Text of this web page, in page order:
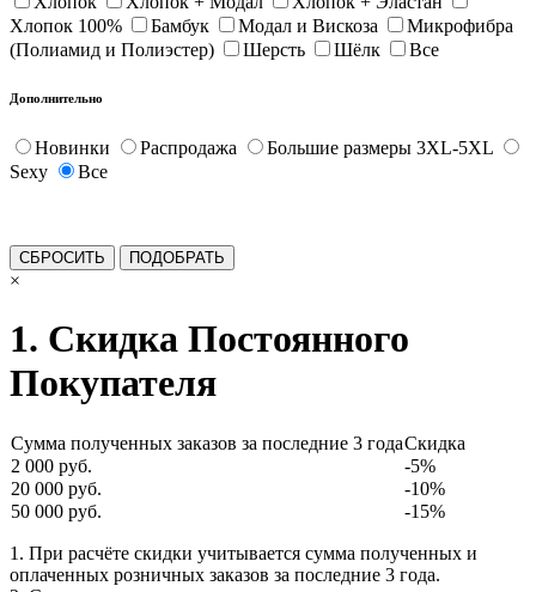
Хлопок 100%
Бамбук Модал и Вискоза
Микрофибра
(Полиамид и Полиэстер)
Шерсть Шёлк Все
Дополнительно
Новинки Распродажа
Большие размеры 3XL-5XL
Sexy
Все
×
1. Скидка Постоянного
Покупателя
Сумма полученных заказов за последние 3 годаСкидка
2 000 руб.
-5%
20 000 руб.
-10%
50 000 руб.
-15%
1. При расчёте скидки учитывается сумма полученных и
оплаченных розничных заказов за последние 3 года.